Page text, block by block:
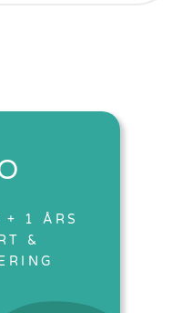
+ 1 ÅRS
&